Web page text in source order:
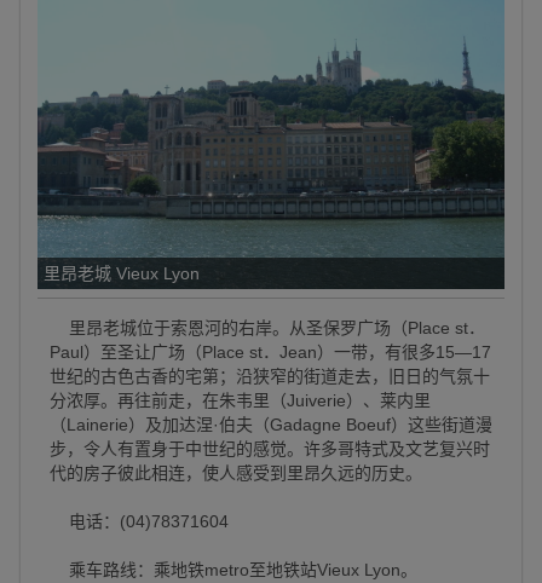
里昂老城 Vieux Lyon
里昂老城位于索恩河的右岸。从圣保罗广场（Place st．
Paul）至圣让广场（Place st．Jean）一带，有很多15—17
世纪的古色古香的宅第；沿狭窄的街道走去，旧日的气氛十
分浓厚。再往前走，在朱韦里（Juiverie）、莱内里
（Lainerie）及加达涅·伯夫（Gadagne Boeuf）这些街道漫
步，令人有置身于中世纪的感觉。许多哥特式及文艺复兴时
代的房子彼此相连，使人感受到里昂久远的历史。
电话：(04)78371604
乘车路线：乘地铁metro至地铁站Vieux Lyon。